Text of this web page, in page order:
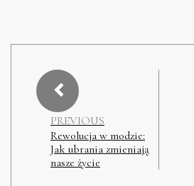
PREVIOUS
Rewolucja w modzie:
Jak ubrania zmieniają
nasze życie